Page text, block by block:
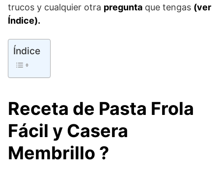
trucos y cualquier otra pregunta que tengas (ver
Índice).
Índice
Receta de Pasta Frola
Fácil y Casera
Membrillo ?